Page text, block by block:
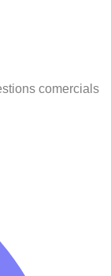
comercials